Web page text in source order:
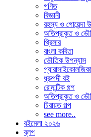
গণিত
বিজ্ঞানী
রহস্য ও গোয়েন্দা
অতিপ্রাকৃত ও
থ্রিলার
বাংলা কবিতা
ভৌতিক উপন্যাস
ধ্রুপদী বই
রোমান্টিক গল্প
অতিপ্রাকৃত ও
চিরায়ত গল্প
see more..
বইমেলা ২০২৬
ব্লগ